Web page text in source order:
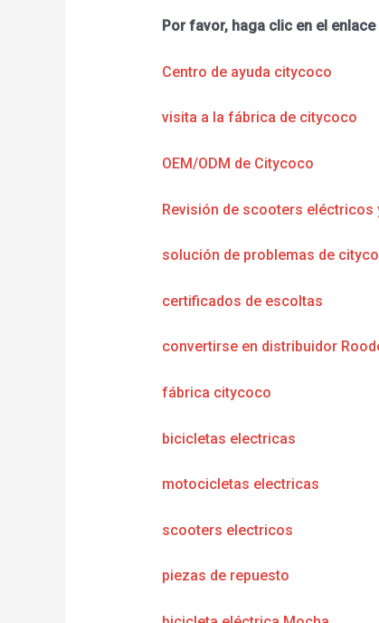
Por favor, haga clic en el enlace
Centro de ayuda citycoco
visita a la fábrica de citycoco
OEM/ODM de Citycoco
Revisión de scooters eléctricos
solución de problemas de
certificados de escoltas
convertirse en distribuidor
fábrica citycoco
bicicletas electricas
motocicletas electricas
scooters electricos
piezas de repuesto